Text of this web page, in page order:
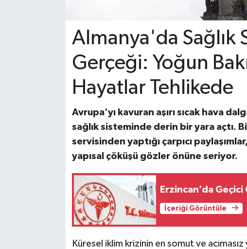
Almanya'da Sağlık
Gerçeği: Yoğun
Hayatlar Tehlikede
Avrupa'yı kavuran aşırı sıcak hava
sağlık sisteminde derin bir yara açtı.
servisinden yaptığı çarpıcı
yapısal çöküşü gözler önüne seriyor.
Erzincan’da
İçeriği Görüntüle
Küresel iklim krizinin en somut ve acımasız